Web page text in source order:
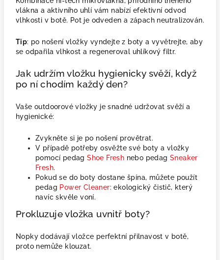
vlákna a aktivního uhlí vám nabízí efektivní odvod
vlhkosti v botě. Pot je odveden a zápach neutralizován.
Tip: po nošení vložky vyndejte z boty a vyvětrejte, aby
se odpařila vlhkost a regeneroval uhlíkový filtr.
Jak udržím vložku hygienicky svěží, když
po ní chodím každý den?
Vaše outdoorové vložky je snadné udržovat svěží a
hygienické:
Zvykněte si je po nošení provětrat.
V případě potřeby osvěžte své boty a vložky
pomocí pedag Shoe Fresh nebo pedagSneaker
Fresh.
Pokud se do boty dostane špína, můžete použít
pedag Power Cleaner: ekologický čistič, který
navíc skvěle voní.
Prokluzuje vložka uvnitř boty?
Nopky dodávají vložce perfektní přilnavost v botě,
proto nemůže klouzat.